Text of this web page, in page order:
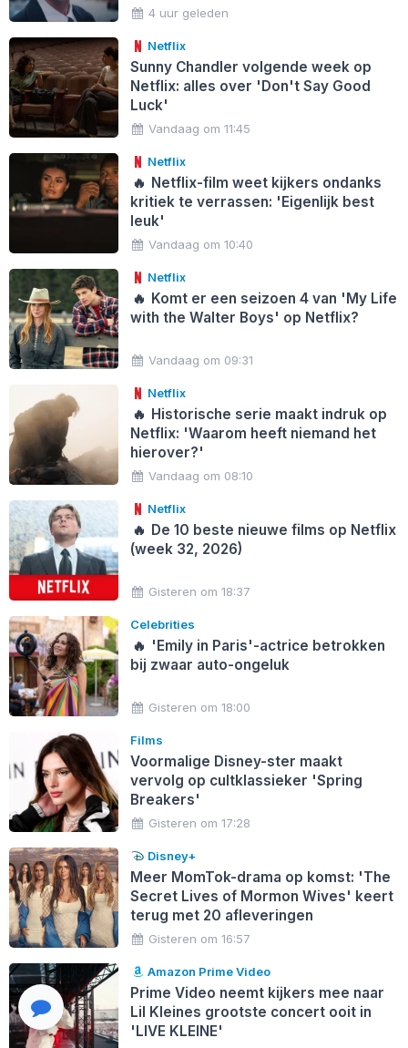
4 uur geleden
Netflix
Sunny Chandler volgende week op
Netflix: alles over 'Don't Say Good
Luck'
Vandaag om 11:45
Netflix
🔥 Netflix-film weet kijkers ondanks
kritiek te verrassen: 'Eigenlijk best
leuk'
Vandaag om 10:40
Netflix
🔥 Komt er een seizoen 4 van 'My Life
with the Walter Boys' op Netflix?
Vandaag om 09:31
Netflix
🔥 Historische serie maakt indruk op
Netflix: 'Waarom heeft niemand het
hierover?'
Vandaag om 08:10
Netflix
🔥 De 10 beste nieuwe films op Netflix
(week 32, 2026)
Gisteren om 18:37
Celebrities
🔥 'Emily in Paris'-actrice betrokken
bij zwaar auto-ongeluk
Gisteren om 18:00
Films
Voormalige Disney-ster maakt
vervolg op cultklassieker 'Spring
Breakers'
Gisteren om 17:28
Disney+
Meer MomTok-drama op komst: 'The
Secret Lives of Mormon Wives' keert
terug met 20 afleveringen
Gisteren om 16:57
Amazon Prime Video
Prime Video neemt kijkers mee naar
Lil Kleines grootste concert ooit in
'LIVE KLEINE'